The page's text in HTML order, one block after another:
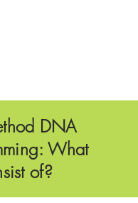
DNA
What
of?